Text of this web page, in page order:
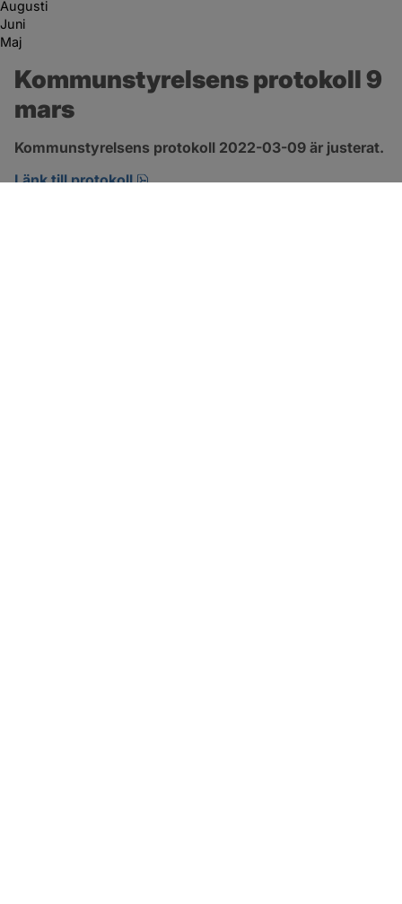
Augusti
Juni
Maj
Kommunstyrelsens protokoll 9
mars
Kommunstyrelsens protokoll 2022-03-09 är justerat.
Länk till protokoll
pdf, 465.1 kB, öppnas i nytt fönster.